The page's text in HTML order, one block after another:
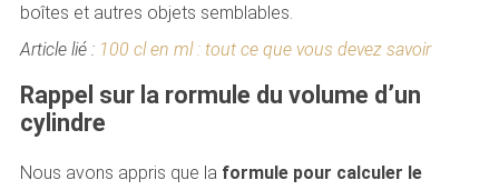
boîtes et autres objets semblables.
Article lié : 100 cl en ml : tout ce que vous devez savoir
Rappel sur la rormule du volume d’un
cylindre
Nous avons appris que la formule pour calculer le